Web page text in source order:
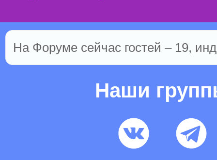
На Форуме сейчас гостей – 19,
Наши